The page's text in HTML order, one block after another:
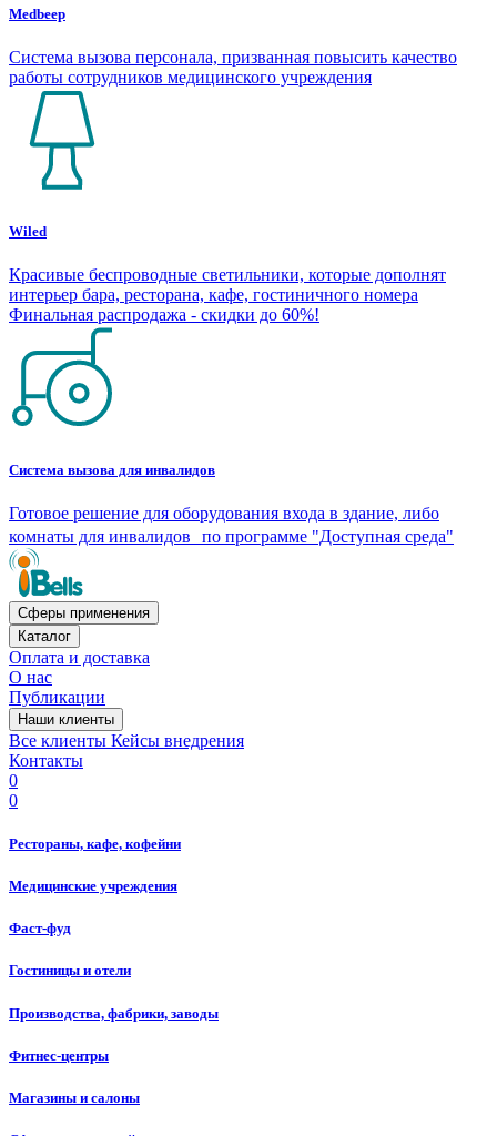
Medbeep
Система вызова персонала, призванная повысить качество
работы сотрудников медицинского учреждения
Wiled
Красивые беспроводные светильники, которые дополнят
интерьер бара, ресторана, кафе, гостиничного номера
Финальная распродажа - скидки до 60%!
Система вызова для инвалидов
Готовое решение для оборудования входа в здание, либо
комнаты для инвалидов по программе "Доступная среда"
Сферы применения
Каталог
Оплата и доставка
О нас
Публикации
Наши клиенты
Все клиенты Кейсы внедрения
Контакты
0
0
Рестораны, кафе, кофейни
Медицинские учреждения
Фаст-фуд
Гостиницы и отели
Производства, фабрики, заводы
Фитнес-центры
Магазины и салоны